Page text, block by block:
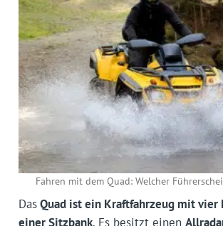
Fahren mit dem Quad: Welcher
DasQuad ist ein Kraftfahrzeug mit vier
einer Sitzbank. Es besitzt einen